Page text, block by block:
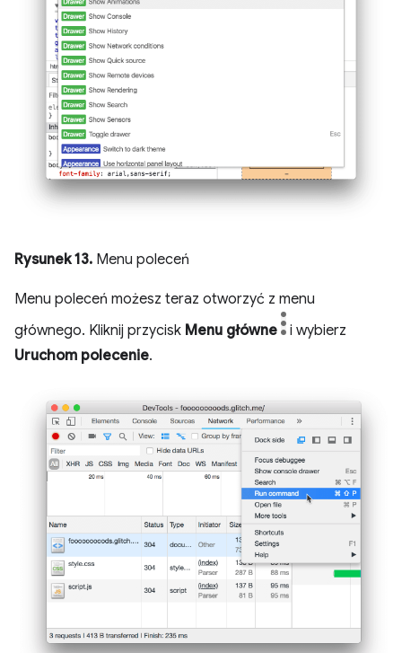
Rysunek 13. Menu poleceń
Menu poleceń możesz teraz otworzyć z menu
głównego. Kliknij przycisk Menu główne
i wybierz
Uruchom polecenie.